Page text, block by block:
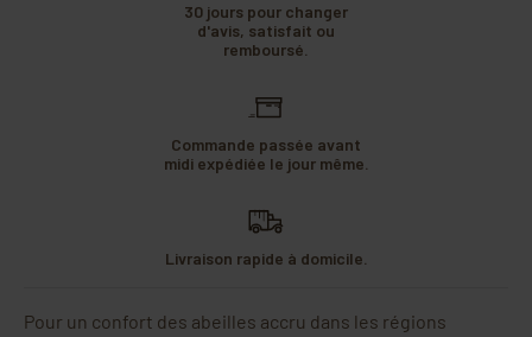
30 jours pour changer
d'avis, satisfait ou
remboursé.
Commande passée avant
midi expédiée le jour même.
Livraison rapide à domicile.
Pour un confort des abeilles accru dans les régions